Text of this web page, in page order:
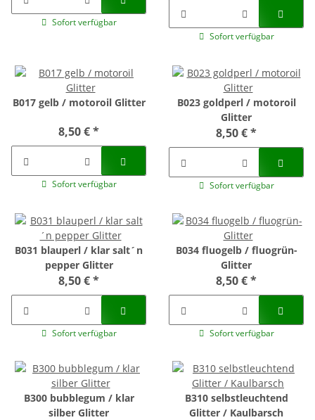
Sofort verfügbar
Sofort verfügbar
B017 gelb / motoroil Glitter
8,50 €*
Sofort verfügbar
B023 goldperl / motoroil
Glitter
8,50 €*
Sofort verfügbar
B031 blauperl / klar salt´n
pepper Glitter
8,50 €*
Sofort verfügbar
B034 fluogelb / fluogrün-
Glitter
8,50 €*
Sofort verfügbar
B300 bubblegum / klar
silber Glitter
B310 selbstleuchtend
Glitter / Kaulbarsch